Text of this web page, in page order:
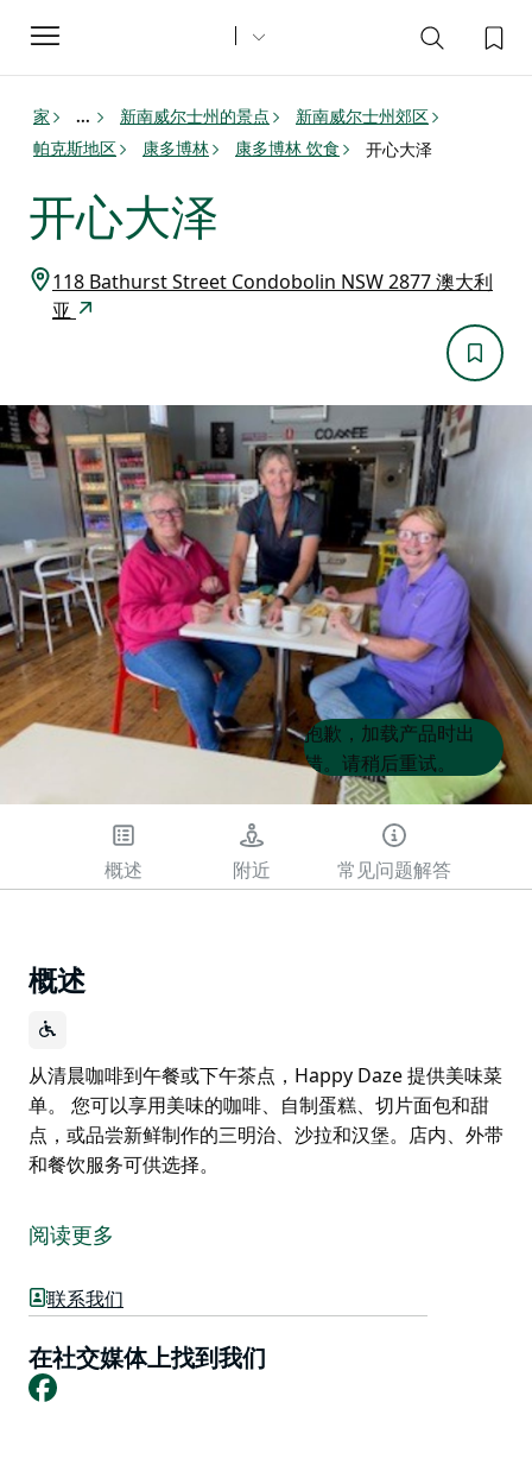
Toggle
navigation
家 ... 新南威尔士州的景点
新南威尔士州郊区
帕克斯地区
康多博林 康多博林 饮食 开心大泽
开心大泽
118 Bathurst Street Condobolin NSW 2877 澳大利
亚
Product
List
Product
List
抱歉，加载产品时出
错。请稍后重试。
概述 附近 常见问题解答
概述
从清晨咖啡到午餐或下午茶点，Happy Daze 提供美味菜
单。 您可以享用美味的咖啡、自制蛋糕、切片面包和甜
点，或品尝新鲜制作的三明治、沙拉和汉堡。店内、外带
和餐饮服务可供选择。
单。
品尝新鲜制作的三明治、沙拉和汉堡。店内、外带和餐饮
服务可供选择。
阅读更多
联系我们
在社交媒体上找到我们
Facebook